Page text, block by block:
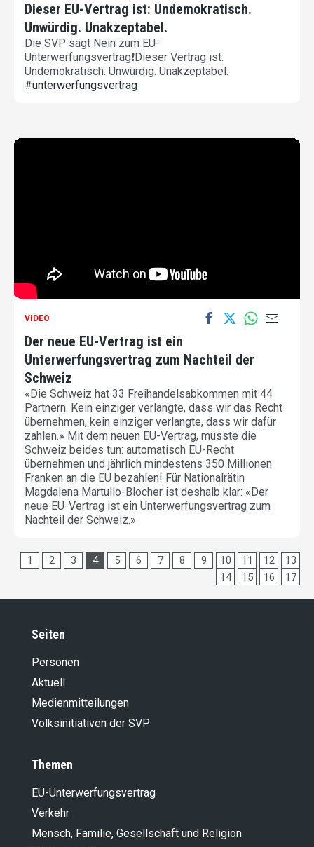
Dieser EU-Vertrag ist: Undemokratisch.
Unwürdig. Unakzeptabel.
Die SVP sagt Nein zum EU-
Unterwerfungsvertrag❗Dieser Vertrag ist:
Undemokratisch. Unwürdig. Unakzeptabel.
#unterwerfungsvertrag
VIDEO
Der neue EU-Vertrag ist ein
Unterwerfungsvertrag zum Nachteil der
Schweiz
«Die Schweiz hat 33 Freihandelsabkommen mit 44
Partnern. Kein einziger verlangte, dass wir das Recht
übernehmen, kein einziger verlangte, dass wir dafür
zahlen.» Mit dem neuen EU-Vertrag, müsste die
Schweiz beides tun: automatisch EU-Recht
übernehmen und jährlich mindestens 350 Millionen
Franken an die EU bezahlen! Für Nationalrätin
Magdalena Martullo-Blocher ist deshalb klar: «Der
neue EU-Vertrag ist ein Unterwerfungsvertrag zum
Nachteil der Schweiz.»
1 2 3 4 5 6 7 8 9 10 11 12
13
14
15 16 17
Seiten
Personen
Aktuell
Medienmitteilungen
Volksinitiativen der SVP
Themen
EU-Unterwerfungsvertrag
Verkehr
Mensch, Familie, Gesellschaft und Religion